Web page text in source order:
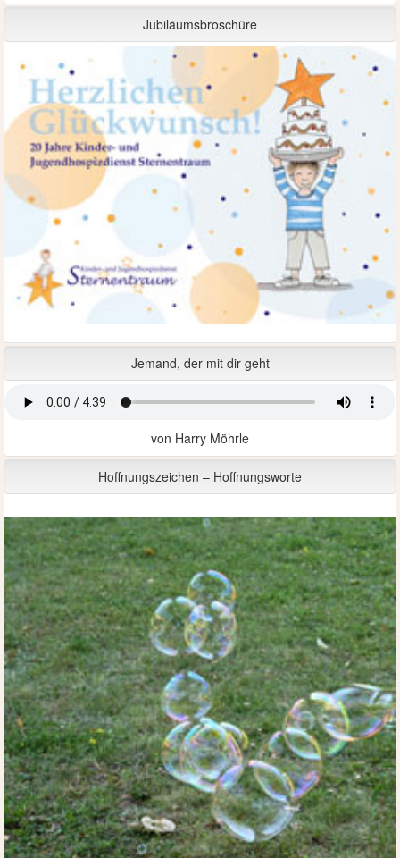
Jubiläumsbroschüre
Jemand, der mit dir geht
von Harry Möhrle
Hoffnungszeichen – Hoffnungsworte